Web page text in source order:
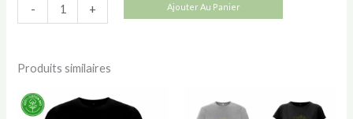
-
de
Shirt
Homme
Une
+ Ajouter Au Panier
Produits similaires